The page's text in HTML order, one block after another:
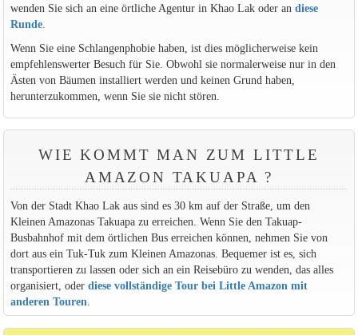
wenden Sie sich an eine örtliche Agentur in Khao Lak oder an diese
Runde.
Wenn Sie eine Schlangenphobie haben, ist dies möglicherweise kein
empfehlenswerter Besuch für Sie. Obwohl sie normalerweise nur in den
Ästen von Bäumen installiert werden und keinen Grund haben,
herunterzukommen, wenn Sie sie nicht stören.
WIE KOMMT MAN ZUM LITTLE
AMAZON TAKUAPA ?
Von der Stadt Khao Lak aus sind es 30 km auf der Straße, um den
Kleinen Amazonas Takuapa zu erreichen. Wenn Sie den Takuap-
Busbahnhof mit dem örtlichen Bus erreichen können, nehmen Sie von
dort aus ein Tuk-Tuk zum Kleinen Amazonas. Bequemer ist es, sich
transportieren zu lassen oder sich an ein Reisebüro zu wenden, das alles
organisiert, oder diese vollständige Tour bei Little Amazon mit
anderen Touren